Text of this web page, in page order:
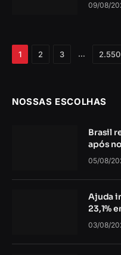
09/08/
1 2 3 … 2.550
NOSSAS ESCOLHAS
Brasil
após
05/08/
Ajuda
23,1%
03/08/